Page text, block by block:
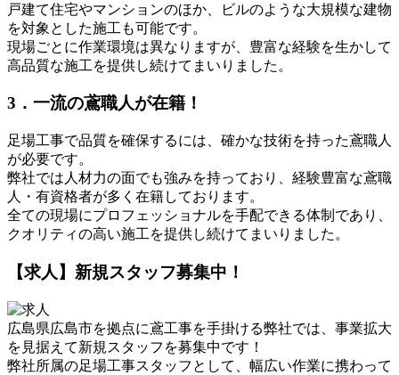
戸建て住宅やマンションのほか、ビルのような大規模な建物
を対象とした施工も可能です。
現場ごとに作業環境は異なりますが、豊富な経験を生かして
高品質な施工を提供し続けてまいりました。
3．一流の鳶職人が在籍！
足場工事で品質を確保するには、確かな技術を持った鳶職人
が必要です。
弊社では人材力の面でも強みを持っており、経験豊富な鳶職
人・有資格者が多く在籍しております。
全ての現場にプロフェッショナルを手配できる体制であり、
クオリティの高い施工を提供し続けてまいりました。
【求人】新規スタッフ募集中！
広島県広島市を拠点に鳶工事を手掛ける弊社では、事業拡大
を見据えて新規スタッフを募集中です！
弊社所属の足場工事スタッフとして、幅広い作業に携わって